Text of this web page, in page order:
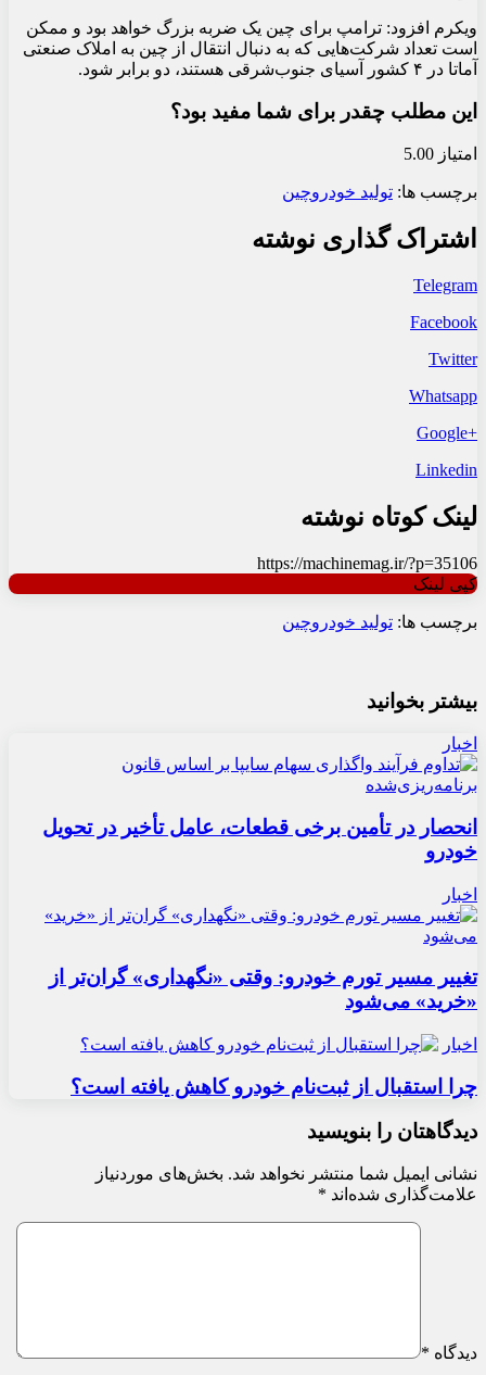
ویکرم افزود: ترامپ برای چین یک ضربه بزرگ خواهد بود و ممکن
است تعداد شرکت‌هایی که به دنبال انتقال از چین به املاک صنعتی
آماتا در ۴ کشور آسیای جنوب‌شرقی هستند، دو برابر شود.
این مطلب چقدر برای شما مفید بود؟
امتیاز 5.00
برچسب ها: تولید خودروچین
اشتراک گذاری نوشته
Telegram
Facebook
Twitter
Whatsapp
+Google
Linkedin
لینک کوتاه نوشته
https://machinemag.ir/?p=35106
کپی لینک
برچسب ها: تولید خودروچین
بیشتر بخوانید
اخبار
انحصار در تأمین برخی قطعات، عامل تأخیر در تحویل
خودرو
اخبار
تغییر مسیر تورم خودرو: وقتی «نگهداری» گران‌تر از
«خرید» می‌شود
اخبار
چرا استقبال از ثبت‌نام خودرو کاهش یافته است؟
دیدگاهتان را بنویسید
نشانی ایمیل شما منتشر نخواهد شد. بخش‌های موردنیاز
علامت‌گذاری شده‌اند *
دیدگاه *